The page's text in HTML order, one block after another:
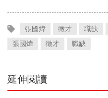
張國煒 徵才 職缺
張國煒
徵才 職缺
延伸閱讀